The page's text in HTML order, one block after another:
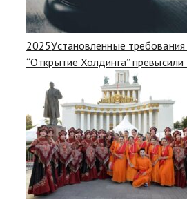
2025Установленные
“Открытие Холдинга” превысили